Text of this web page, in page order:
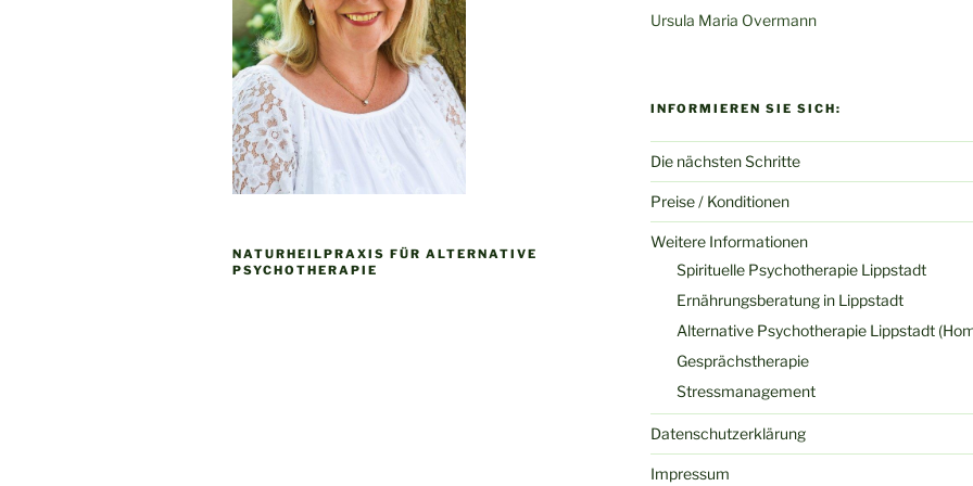
NATURHEILPRAXIS FÜR ALTERNATIVE
PSYCHOTHERAPIE
Ursula Maria Overmann
INFORMIEREN SIE SICH:
Die nächsten Schritte
Preise / Konditionen
Weitere Informationen
Spirituelle Psychotherapie Lippstadt
Ernährungsberatung in Lippstadt
Alternative Psychotherapie Lippstadt
Gesprächstherapie
Stressmanagement
Datenschutzerklärung
Impressum